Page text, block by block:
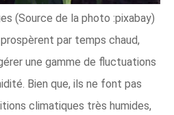
(Source de la photo :pixabay)
par temps chaud,
une gamme de fluctuations
Bien que, ils ne font pas
climatiques très humides,